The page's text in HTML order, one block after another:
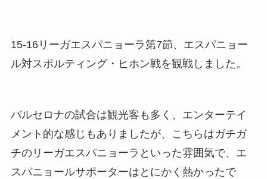
15-16リーガエスパニョーラ第7節、エスパニョー
ル対スポルティング・ヒホン戦を観戦しました。
バルセロナの試合は観光客も多く、エンターテイ
メント的な感じもありましたが、こちらはガチガ
チのリーガエスパニョーラといった雰囲気で、エ
スパニョールサポーターはとにかく熱かったで